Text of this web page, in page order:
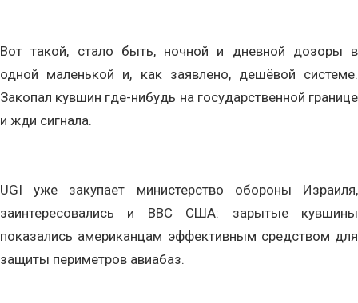
Вот такой, стало быть, ночной и дневной дозоры в
одной маленькой и, как заявлено, дешёвой системе.
Закопал кувшин где-нибудь на государственной границе
и жди сигнала.
UGI уже закупает министерство обороны Израиля,
заинтересовались и ВВС США: зарытые кувшины
показались американцам эффективным средством для
защиты периметров авиабаз.